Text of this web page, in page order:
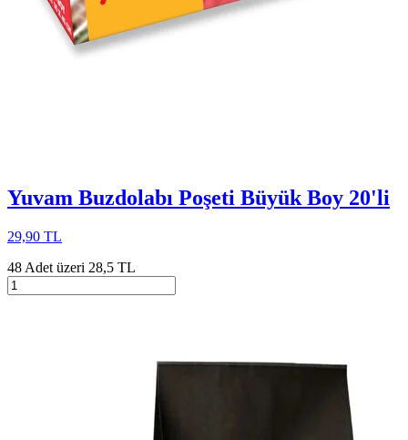
Yuvam Buzdolabı Poşeti Büyük Boy 20'li
29,90 TL
48 Adet üzeri 28,5 TL